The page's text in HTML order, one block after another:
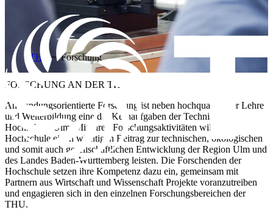
THU Forschung
FORSCHUNG AN DER THU
Anwendungsorientierte Forschung ist neben hochqualitativer Lehre
und Weiterbildung eine der Kernaufgaben der Technischen
Hochschule Ulm. Mit ihren Forschungsaktivitäten will die
Hochschule einen wichtigen Beitrag zur technischen, ökologischen
und somit auch gesellschaftlichen Entwicklung der Region Ulm und
des Landes Baden-Württemberg leisten. Die Forschenden der
Hochschule setzen ihre Kompetenz dazu ein, gemeinsam mit
Partnern aus Wirtschaft und Wissenschaft Projekte voranzutreiben
und engagieren sich in den einzelnen Forschungsbereichen der
THU.